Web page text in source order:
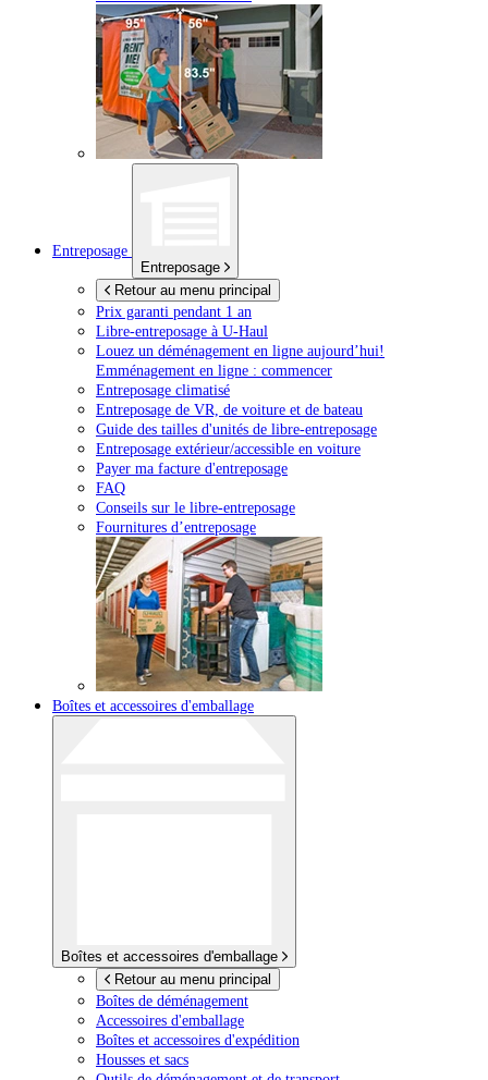
Entreposage
Entreposage
Retour au menu principal
Prix garanti pendant 1 an
Libre-entreposage à U-Haul
Louez un déménagement en ligne aujourd’hui!
Emménagement en ligne : commencer
Entreposage climatisé
Entreposage de VR, de voiture et de bateau
Guide des tailles d'unités de libre-entreposage
Entreposage extérieur/accessible en voiture
Payer ma facture d'entreposage
FAQ
Conseils sur le libre-entreposage
Fournitures d’entreposage
Boîtes et accessoires d'emballage
Boîtes et accessoires d'emballage
Retour au menu principal
Boîtes de déménagement
Accessoires d'emballage
Boîtes et accessoires d'expédition
Housses et sacs